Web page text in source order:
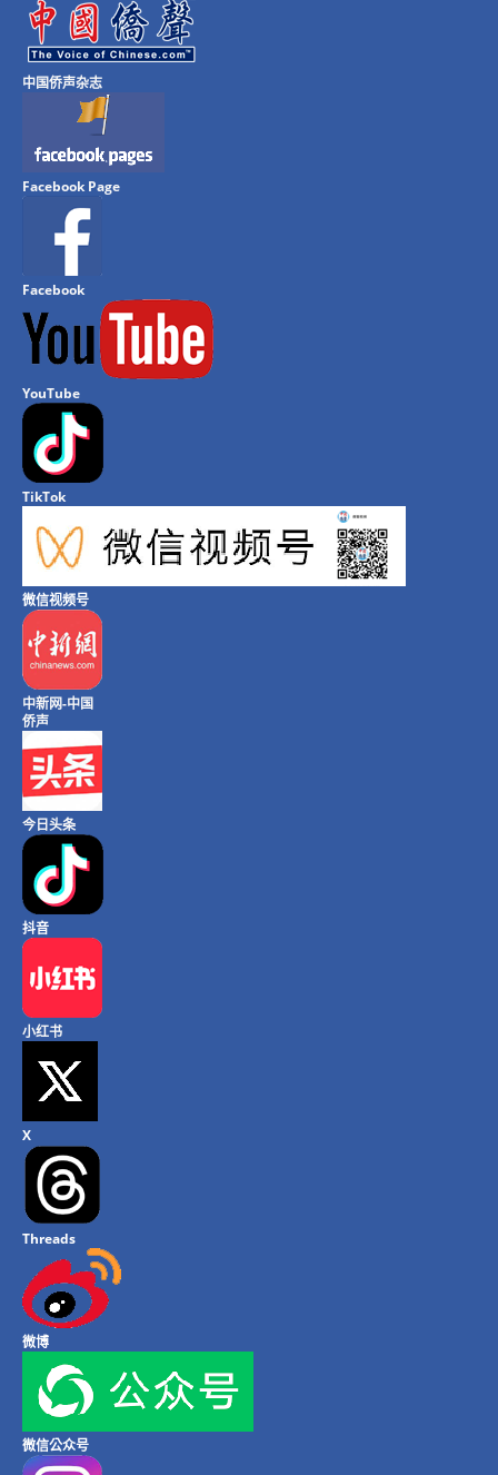
中国侨声杂志
Facebook Page
Facebook
YouTube
TikTok
微信视频号
中新网-中国
侨声
今日头条
抖音
小红书
X
Threads
微博
微信公众号